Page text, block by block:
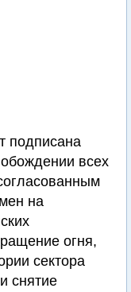
подписана
всех
на
огня,
сектора
снятие